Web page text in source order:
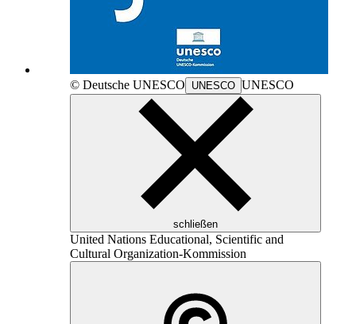
© Deutsche UNESCO UNESCO UNESCO
schließen
United Nations Educational, Scientific and
Cultural Organization-Kommission